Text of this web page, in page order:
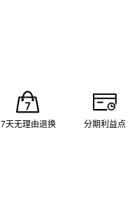
7天无理由退换 分期利益点